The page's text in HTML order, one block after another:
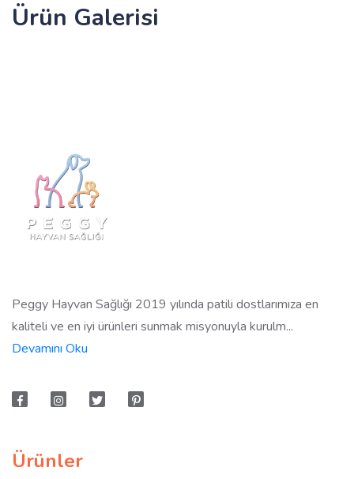
Ürün Galerisi
Peggy Hayvan Sağlığı 2019 yılında patili dostlarımıza en
kaliteli ve en iyi ürünleri sunmak misyonuyla kurulm...
Devamını Oku
Ürünler